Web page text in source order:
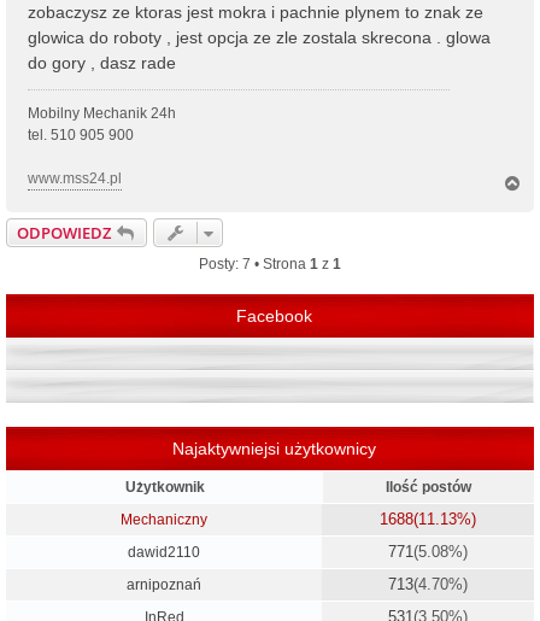
zobaczysz ze ktoras jest mokra i pachnie plynem to znak ze
glowica do roboty , jest opcja ze zle zostala skrecona . glowa
do gory , dasz rade
Mobilny Mechanik 24h
tel. 510 905 900
www.mss24.pl
ODPOWIEDZ
Posty: 7 • Strona 1 z 1
Facebook
Najaktywniejsi użytkownicy
Użytkownik
Ilość postów
Mechaniczny
1688(11.13%)
dawid2110 771 (5.08%)
arnipoznań 713(4.70%)
InRed 531 (3.50%)